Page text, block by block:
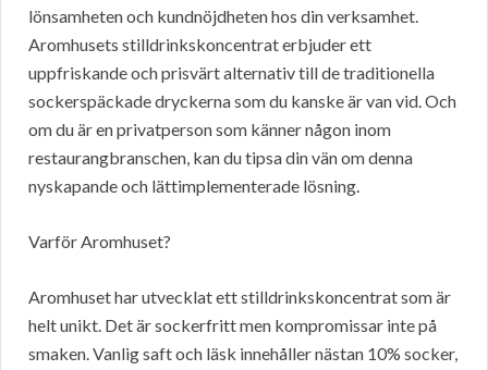
lönsamheten och kundnöjdheten hos din verksamhet.
Aromhusets stilldrinkskoncentrat erbjuder ett
uppfriskande och prisvärt alternativ till de traditionella
sockerspäckade dryckerna som du kanske är van vid. Och
om du är en privatperson som känner någon inom
restaurangbranschen, kan du tipsa din vän om denna
nyskapande och lättimplementerade lösning.
Varför Aromhuset?
Aromhuset har utvecklat ett stilldrinkskoncentrat som är
helt unikt. Det är sockerfritt men kompromissar inte på
smaken. Vanlig saft och läsk innehåller nästan 10% socker,